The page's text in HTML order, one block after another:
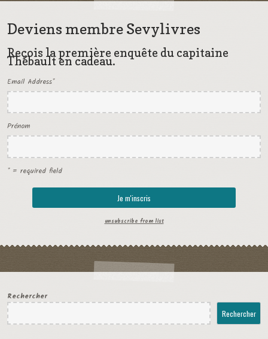
Deviens membre Sevylivres
Reçois la première enquête du capitaine
Thébault en cadeau.
Email Address*
Prénom
* = required field
unsubscribe from list
Rechercher
Rechercher